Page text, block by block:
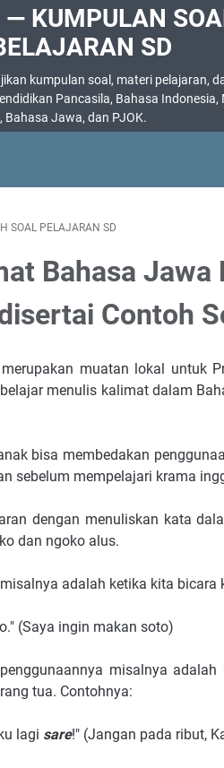
— KUMPULAN
SD
kumpulan soal, materi pelajaran,
Pancasila, Bahasa Indonesia,
Bahasa Jawa, dan PJOK.
SOAL PELAJARAN SD
Bahasa Jawa
Contoh
muatan lokal untuk
menulis kalimat dalam
bisa membedakan
sebelum mempelajari krama
dengan menuliskan kata
dan ngoko alus.
adalah ketika kita bicara
(Saya ingin makan soto)
misalnya
tua. Contohnya:
lagi sare!" (Jangan pada ribut,